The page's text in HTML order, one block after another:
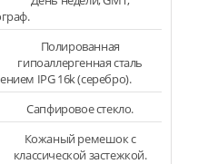
Полированная
гипоаллергенная сталь
IPG 16k (серебро).
Сапфировое стекло.
Кожаный ремешок с
классической застежкой.